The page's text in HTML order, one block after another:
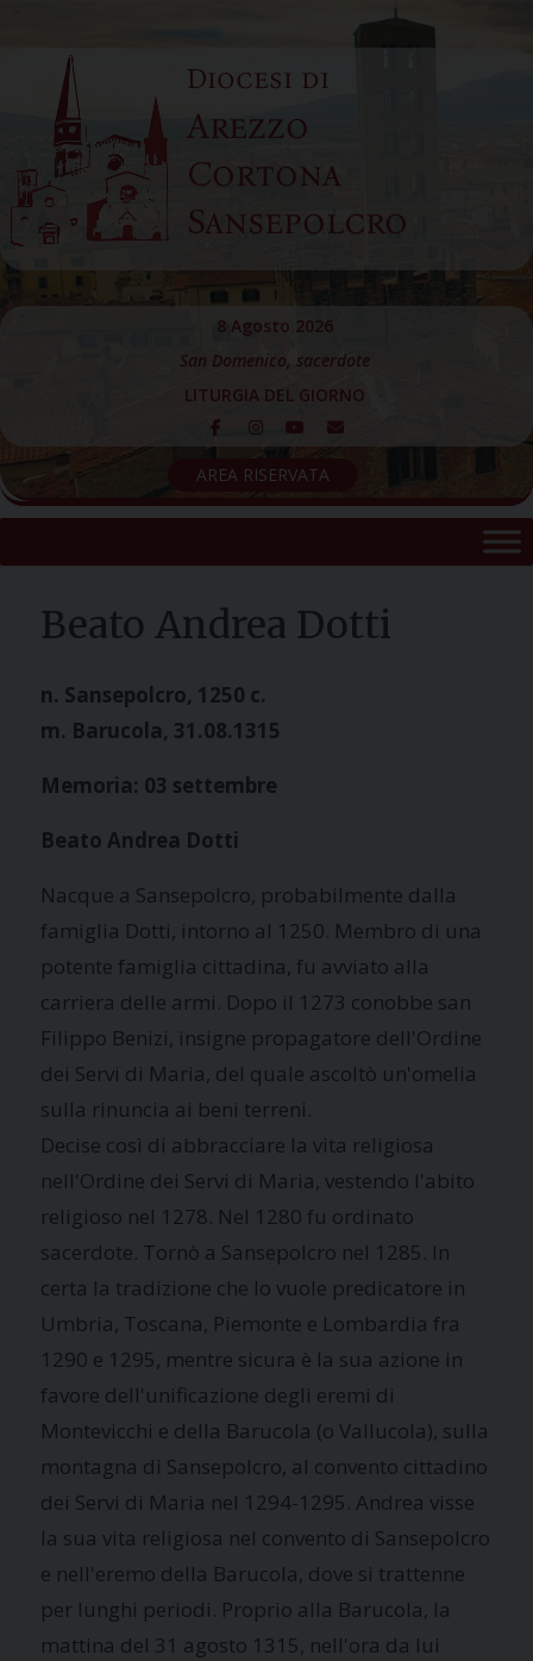
content
Diocesi di
Arezzo
Cortona
Sansepolcro
8 Agosto 2026
San Domenico, sacerdote
LITURGIA DEL GIORNO
AREA RISERVATA
Beato Andrea Dotti
n. Sansepolcro, 1250 c.
m. Barucola, 31.08.1315
Memoria: 03 settembre
Beato Andrea Dotti
Nacque a Sansepolcro, probabilmente dalla
famiglia Dotti, intorno al 1250. Membro di una
potente famiglia cittadina, fu avviato alla
carriera delle armi. Dopo il 1273 conobbe san
Filippo Benizi, insigne propagatore dell'Ordine
dei Servi di Maria, del quale ascoltò un'omelia
sulla rinuncia ai beni terreni.
Decise così di abbracciare la vita religiosa
nell'Ordine dei Servi di Maria, vestendo l'abito
religioso nel 1278. Nel 1280 fu ordinato
sacerdote. Tornò a Sansepolcro nel 1285. In
certa la tradizione che lo vuole predicatore in
Umbria, Toscana, Piemonte e Lombardia fra
1290 e 1295, mentre sicura è la sua azione in
favore dell'unificazione degli eremi di
Montevicchi e della Barucola (o Vallucola), sulla
montagna di Sansepolcro, al convento cittadino
dei Servi di Maria nel 1294-1295. Andrea visse
la sua vita religiosa nel convento di Sansepolcro
e nell'eremo della Barucola, dove si trattenne
per lunghi periodi. Proprio alla Barucola, la
mattina del 31 agosto 1315, nell'ora da lui